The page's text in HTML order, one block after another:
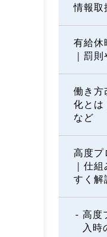
情報取
有給休
｜罰
働き方
化とは
など
高度プ
｜仕
すく解
高度
入時